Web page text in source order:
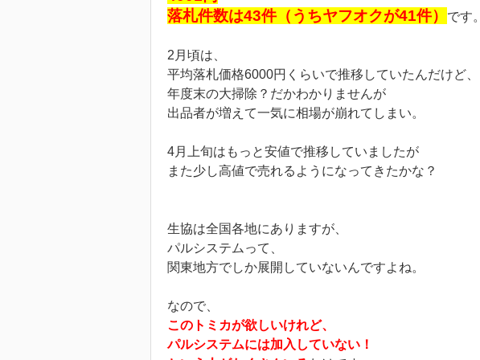
落札件数は43件（うちヤフオクが41件）
です。
2月頃は、
平均落札価格6000円くらいで推移していたんだけど、
年度末の大掃除？だかわかりませんが
出品者が増えて一気に相場が崩れてしまい。
4月上旬はもっと安値で推移していましたが
また少し高値で売れるようになってきたかな？
生協は全国各地にありますが、
パルシステムって、
関東地方でしか展開していないんですよね。
なので、
このトミカが欲しいけれど、
パルシステムには加入していない！